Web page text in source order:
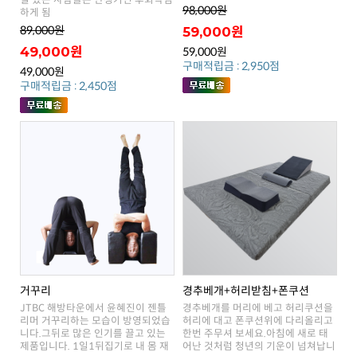
하게 됨
89,000원
49,000원
49,000원
구매적립금 : 2,450점
98,000원
59,000원
59,000원
구매적립금 : 2,950점
거꾸리 경추베개+허리받침+폰쿠션